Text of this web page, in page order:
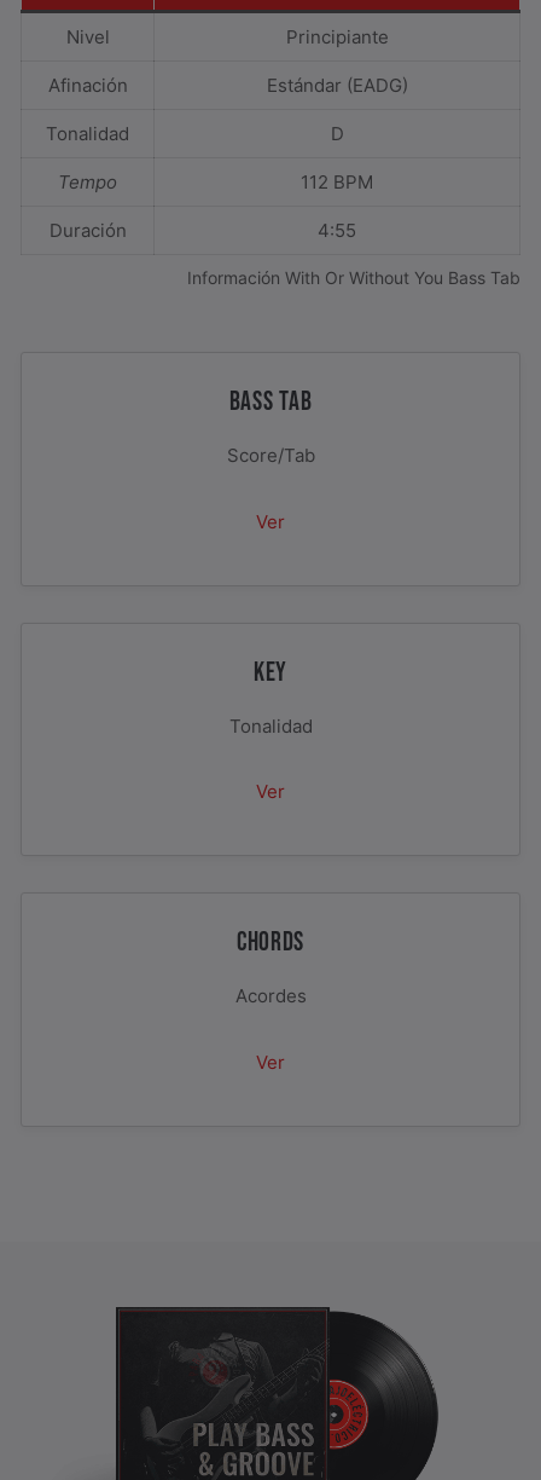
Nivel Principiante
Afinación Estándar (EADG)
Tonalidad D
Tempo 112 BPM
Duración 4:55
Información With Or Without You Bass Tab
BASS TAB
Score/Tab
Ver
KEY
Tonalidad
Ver
CHORDS
Acordes
Ver